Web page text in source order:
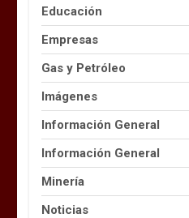
Educación
Empresas
Gas y Petróleo
Imágenes
Información General
Información General
Minería
Noticias